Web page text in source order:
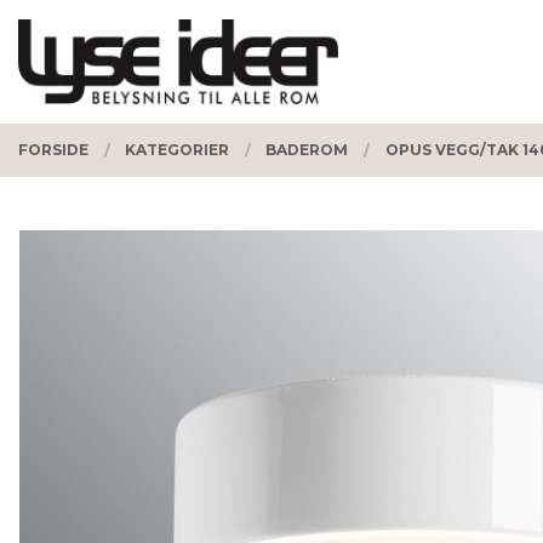
Gå
innholdet
PRODUKTER
FORSIDE KATEGORIER BADEROM OPUS VEGG/TAK